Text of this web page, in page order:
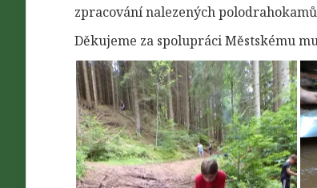
zpracování nalezených
Děkujeme za spolupráci Městskému